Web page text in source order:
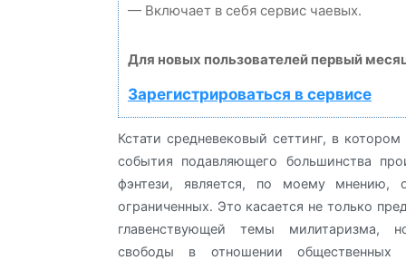
— Включает в себя сервис чаевых.
Для новых пользователей первый
Зарегистрироваться в сервисе
Кстати средневековый сеттинг, в котором
события подавляющего большинства
фэнтези, является, по моему мнению,
ограниченных. Это касается не только
главенствующей темы милитаризма,
свободы в отношении общественных